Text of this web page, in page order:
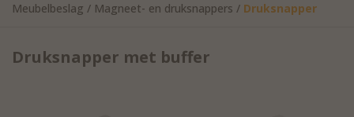
Meubelbeslag / Magneet- en druksnappers / Druksnapper
met buffer
Druksnapper met buffer